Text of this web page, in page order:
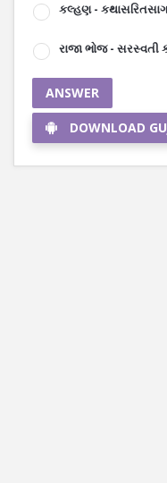
કલ્હણ -
રાજા ભોજ - સરસ્વતી
ANSWER
DOWNLOAD